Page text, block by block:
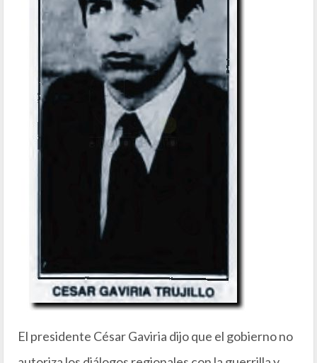
El presidente César Gaviria dijo que el gobierno no